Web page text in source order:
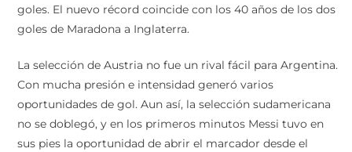
goles. El nuevo récord coincide con los 40 años de los dos
goles de Maradona a Inglaterra.
La selección de Austria no fue un rival fácil para Argentina.
Con mucha presión e intensidad generó varios
oportunidades de gol. Aun así, la selección sudamericana
no se doblegó, y en los primeros minutos Messi tuvo en
sus pies la oportunidad de abrir el marcador desde el